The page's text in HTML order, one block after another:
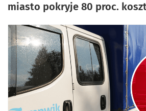
miasto pokryje 80 proc.